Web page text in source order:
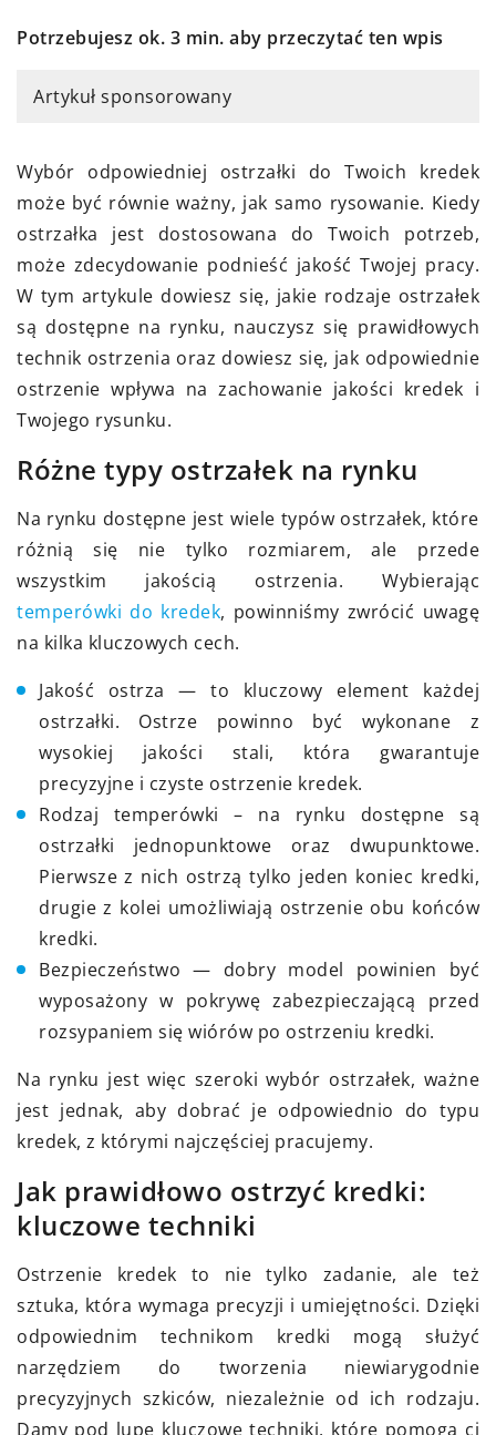
Potrzebujesz ok. 3 min. aby przeczytać ten wpis
Artykuł sponsorowany
Wybór odpowiedniej ostrzałki do Twoich kredek
może być równie ważny, jak samo rysowanie. Kiedy
ostrzałka jest dostosowana do Twoich potrzeb,
może zdecydowanie podnieść jakość Twojej pracy.
W tym artykule dowiesz się, jakie rodzaje ostrzałek
są dostępne na rynku, nauczysz się prawidłowych
technik ostrzenia oraz dowiesz się, jak odpowiednie
ostrzenie wpływa na zachowanie jakości kredek i
Twojego rysunku.
Różne typy ostrzałek na rynku
Na rynku dostępne jest wiele typów ostrzałek, które
różnią się nie tylko rozmiarem, ale przede
wszystkim jakością ostrzenia. Wybierając
temperówki do kredek, powinniśmy zwrócić uwagę
na kilka kluczowych cech.
Jakość ostrza — to kluczowy element każdej
ostrzałki. Ostrze powinno być wykonane z
wysokiej jakości stali, która gwarantuje
precyzyjne i czyste ostrzenie kredek.
Rodzaj temperówki – na rynku dostępne są
ostrzałki jednopunktowe oraz dwupunktowe.
Pierwsze z nich ostrzą tylko jeden koniec kredki,
drugie z kolei umożliwiają ostrzenie obu końców
kredki.
Bezpieczeństwo — dobry model powinien być
wyposażony w pokrywę zabezpieczającą przed
rozsypaniem się wiórów po ostrzeniu kredki.
Na rynku jest więc szeroki wybór ostrzałek, ważne
jest jednak, aby dobrać je odpowiednio do typu
kredek, z którymi najczęściej pracujemy.
Jak prawidłowo ostrzyć kredki:
kluczowe techniki
Ostrzenie kredek to nie tylko zadanie, ale też
sztuka, która wymaga precyzji i umiejętności. Dzięki
odpowiednim technikom kredki mogą służyć
narzędziem do tworzenia niewiarygodnie
precyzyjnych szkiców, niezależnie od ich rodzaju.
Damy pod lupę kluczowe techniki, które pomogą ci